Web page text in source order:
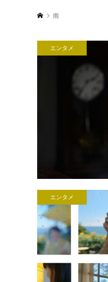
雨
エンタメ
エンタメ